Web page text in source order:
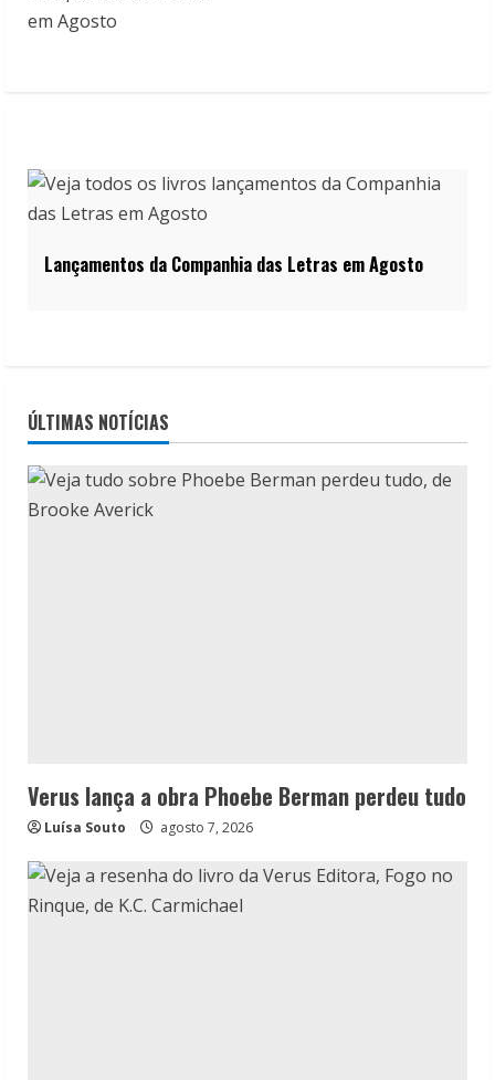
Lançamentos da Companhia das Letras em Agosto
ÚLTIMAS NOTÍCIAS
Verus lança a obra Phoebe Berman perdeu tudo
Luísa Souto agosto 7, 2026